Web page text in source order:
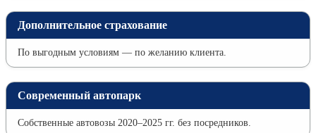
Дополнительное страхование
По выгодным условиям — по желанию клиента.
Современный автопарк
Собственные автовозы 2020–2025 гг. без посредников.